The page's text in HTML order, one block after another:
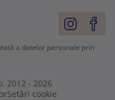
a datelor personale prin
2012 - 2026
Setări cookie